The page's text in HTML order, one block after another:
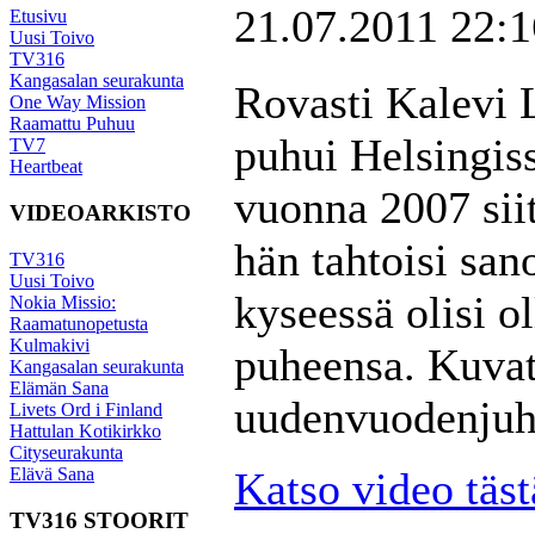
Etusivu
Uusi Toivo
TV316
Kangasalan seurakunta
One Way Mission
Raamattu Puhuu
TV7
Heartbeat
VIDEOARKISTO
TV316
Uusi Toivo
Nokia Missio:
Raamatunopetusta
Kulmakivi
Kangasalan seurakunta
Elämän Sana
Livets Ord i Finland
Hattulan Kotikirkko
Cityseurakunta
Elävä Sana
TV316 STOORIT
21.07.2011
Rovasti Kalevi
puhui
vuonna 2007
hän tahtoisi
kyseessä olisi
puheensa.
Katso video